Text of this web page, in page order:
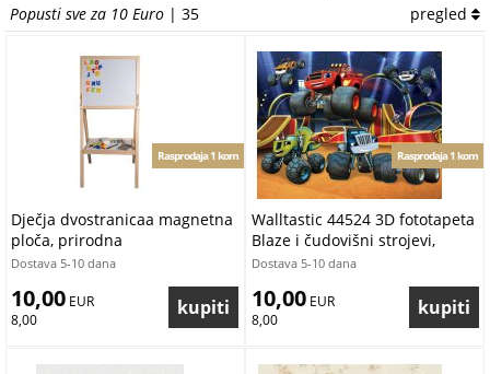
ružičasta
stara ružičasta
krugovi i kotači
vatrogasac sam
Popusti sve za 10 Euro | 35 pregled
Dječja dvostranicaa magnetna
ploča, prirodna
Rasprodaja 1 kom
Dostava 5-10 dana
10,00 EUR
8,00
Walltastic 44524 3D fototapeta
Blaze i čudovišni strojevi,
dimenzije 305 x 244 cm
Rasprodaja 1 kom
Dostava 5-10 dana
10,00 EUR
8,00